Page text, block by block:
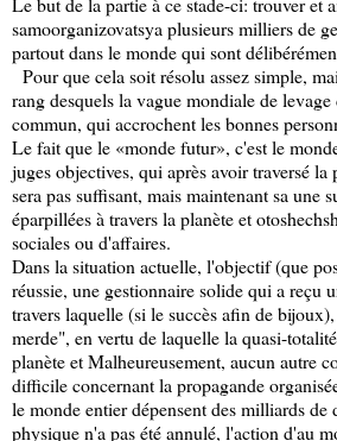
samoorganizovatsya plusieurs milliers de
partout dans le monde qui sont
Pour que cela soit résolu assez simple,
rang desquels la vague mondiale de
commun, qui accrochent les bonnes
Le fait que le «monde futur», c'est le
juges objectives, qui après avoir traversé
sera pas suffisant, mais maintenant sa une
éparpillées à travers la planète et
sociales ou d'affaires.
Dans la situation actuelle, l'objectif (que
réussie, une gestionnaire solide qui a reçu
travers laquelle (si le succès afin de
merde", en vertu de laquelle la quasi-
planète et Malheureusement, aucun autre
difficile concernant la propagande
le monde entier dépensent des milliards de
physique n'a pas été annulé, l'action d'au